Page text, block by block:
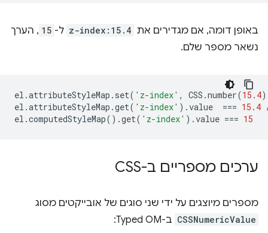
באופן דומה, אם מגדירים את z-index:15.4 ל- 15 , הערך
נשאר מספר שלם.
el .attributeStyleMap . set( 'z-index' , CSS .number(15.4
el .attributeStyleMap .get( 'z-index' ).value === 15.4
el .computedStyleMap().get( 'z-index' ).value === 15
ערכים מספריים ב-CSS
מספרים מיוצגים על ידי שני סוגים של אובייקטים מסוג
CSSNumericValue ב-Typed OM: